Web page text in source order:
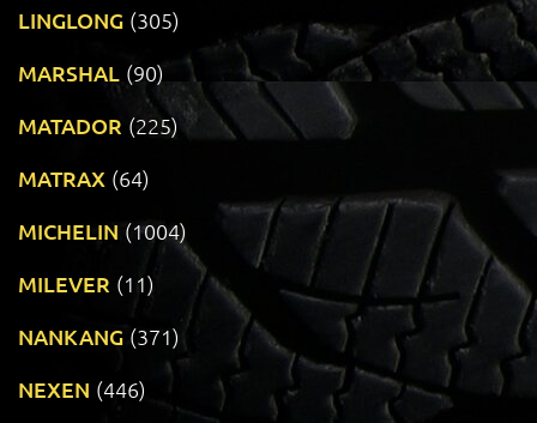
LINGLONG (305)
MARSHAL (90)
MATADOR (225)
MATRAX (64)
MICHELIN (1004)
MILEVER (11)
NANKANG (371)
NEXEN (446)